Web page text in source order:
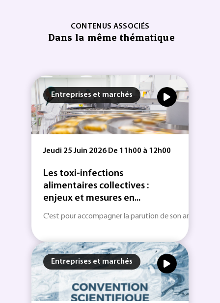
CONTENUS ASSOCIÉS
Dans la même thématique
Entreprises et marchés
Jeudi 25 Juin 2026 De 11h00 à 12h00
Les toxi-infections
alimentaires collectives :
enjeux et mesures en...
C'est pour accompagner la parution de son article
Entreprises et marchés